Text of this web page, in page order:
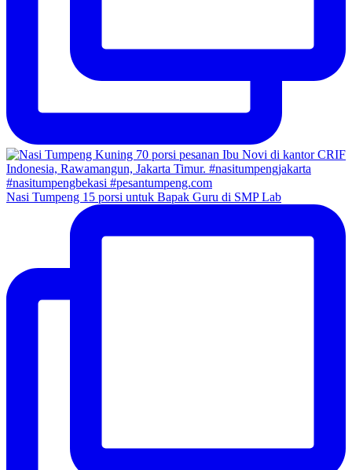
Nasi Tumpeng 15 porsi untuk Bapak Guru di SMP Lab